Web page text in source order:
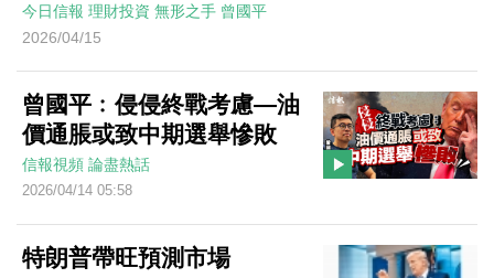
今日信報 理財投資 無形之手 曾國平
2026/04/15
曾國平﹕侵侵終戰考慮—油
價通脹或致中期選舉慘敗
信報視頻 論盡熱話
2026/04/14 05:58
特朗普帶旺預測市場